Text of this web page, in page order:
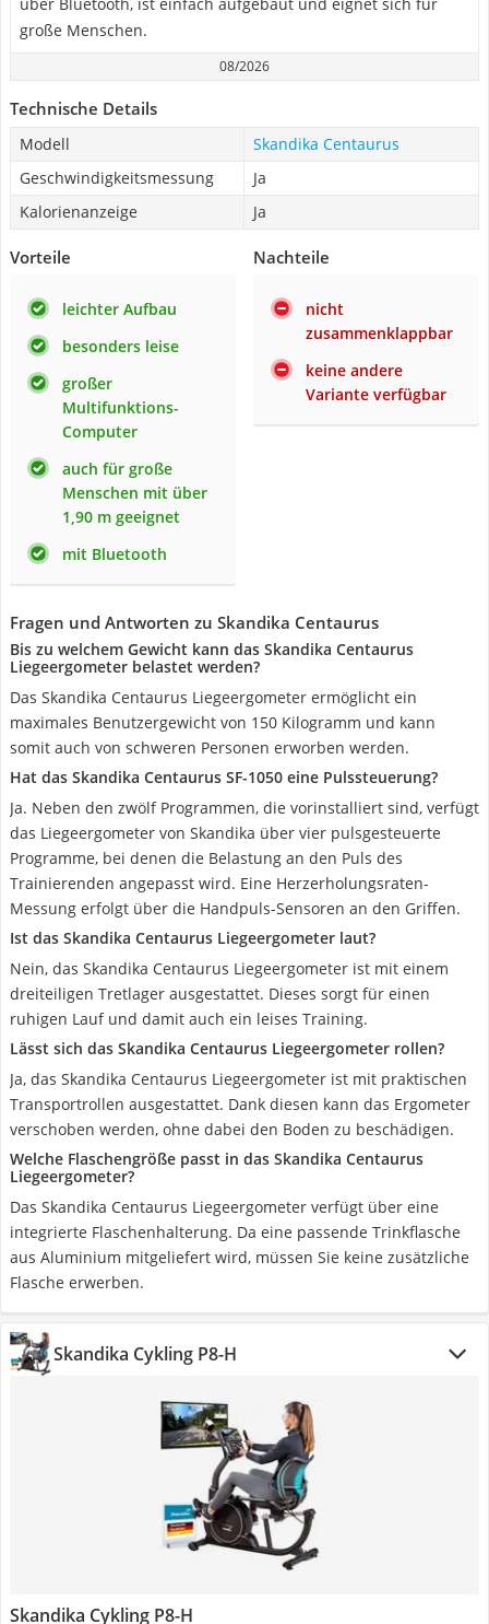
große Menschen.
08/2026
Technische Details
Modell
Skandika Centaurus
Geschwindigkeitsmessung
Ja
Kalorienanzeige
Ja
Vorteile
leichter Aufbau
besonders leise
großer
Multifunktions-
Computer
auch für große
Menschen mit über
1,90 m geeignet
mit Bluetooth
Nachteile
nicht
zusammenklappbar
keine andere
Variante verfügbar
Fragen und Antworten zu Skandika Centaurus
Bis zu welchem Gewicht kann das Skandika Centaurus
Liegeergometer belastet werden?
Das Skandika Centaurus Liegeergometer ermöglicht ein
maximales Benutzergewicht von 150 Kilogramm und kann
somit auch von schweren Personen erworben werden.
Hat das Skandika Centaurus SF-1050 eine Pulssteuerung?
Ja. Neben den zwölf Programmen, die vorinstalliert sind, verfügt
das Liegeergometer von Skandika über vier pulsgesteuerte
Programme, bei denen die Belastung an den Puls des
Trainierenden angepasst wird. Eine Herzerholungsraten-
Messung erfolgt über die Handpuls-Sensoren an den Griffen.
Ist das Skandika Centaurus Liegeergometer laut?
Nein, das Skandika Centaurus Liegeergometer ist mit einem
dreiteiligen Tretlager ausgestattet. Dieses sorgt für einen
ruhigen Lauf und damit auch ein leises Training.
Lässt sich das Skandika Centaurus Liegeergometer rollen?
Ja, das Skandika Centaurus Liegeergometer ist mit praktischen
Transportrollen ausgestattet. Dank diesen kann das Ergometer
verschoben werden, ohne dabei den Boden zu beschädigen.
Welche Flaschengröße passt in das Skandika Centaurus
Liegeergometer?
Das Skandika Centaurus Liegeergometer verfügt über eine
integrierte Flaschenhalterung. Da eine passende Trinkflasche
aus Aluminium mitgeliefert wird, müssen Sie keine zusätzliche
Flasche erwerben.
Skandika Cykling P8-H
Skandika Cykling P8-H